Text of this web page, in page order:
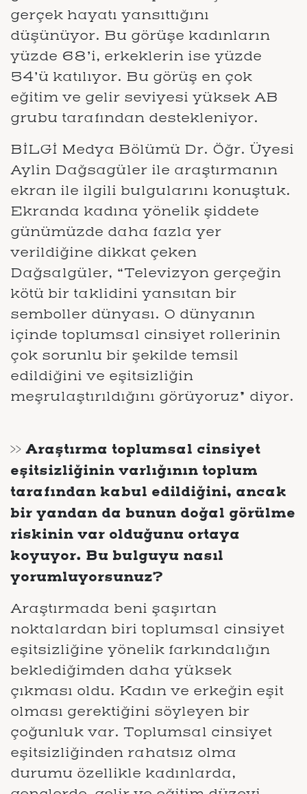
gerçek hayatı yansıttığını
düşünüyor. Bu görüşe kadınların
yüzde 68’i, erkeklerin ise yüzde
54’ü katılıyor. Bu görüş en çok
eğitim ve gelir seviyesi yüksek AB
grubu tarafından destekleniyor.
BİLGİ Medya Bölümü Dr. Öğr. Üyesi
Aylin Dağsagüler ile araştırmanın
ekran ile ilgili bulgularını konuştuk.
Ekranda kadına yönelik şiddete
günümüzde daha fazla yer
verildiğine dikkat çeken
Dağsalgüler, “Televizyon gerçeğin
kötü bir taklidini yansıtan bir
semboller dünyası. O dünyanın
içinde toplumsal cinsiyet rollerinin
çok sorunlu bir şekilde temsil
edildiğini ve eşitsizliğin
meşrulaştırıldığını görüyoruz” diyor.
>> Araştırma toplumsal cinsiyet
eşitsizliğinin varlığının toplum
tarafından kabul edildiğini, ancak
bir yandan da bunun doğal görülme
riskinin var olduğunu ortaya
koyuyor. Bu bulguyu nasıl
yorumluyorsunuz?
Araştırmada beni şaşırtan
noktalardan biri toplumsal cinsiyet
eşitsizliğine yönelik farkındalığın
beklediğimden daha yüksek
çıkması oldu. Kadın ve erkeğin eşit
olması gerektiğini söyleyen bir
çoğunluk var. Toplumsal cinsiyet
eşitsizliğinden rahatsız olma
durumu özellikle kadınlarda,